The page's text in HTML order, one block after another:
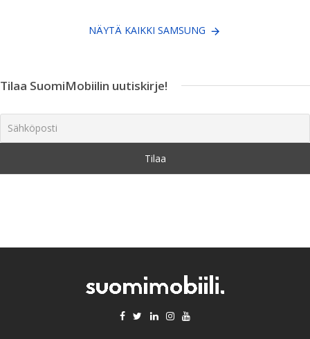
NÄYTÄ KAIKKI SAMSUNG
Tilaa SuomiMobiilin uutiskirje!